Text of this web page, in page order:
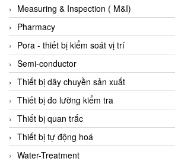
FAIRCHILD
FANUC
FDM/ F.lli Della Marca Srl
FEIN
Felm
FESTO
FHF (EATON Crouse-Hinds)
Fife/ Maxcess
Fimet
Measuring & Inspection ( M&I)
Pharmacy
Pora - thiết bị kiểm soát vị trí
Semi-conductor
Thiết bị dây chuyền sản xuất
Thiết bị đo lường kiểm tra
Thiết bị quan trắc
Thiết bị tự động hoá
Water-Treatment